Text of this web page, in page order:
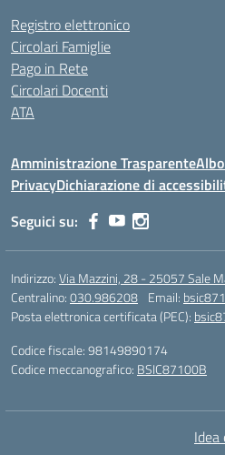
Registro elettronico
Circolari Famiglie
Pago in Rete
Circolari Docenti
ATA
Amministrazione Trasparente
PrivacyDichiarazione di
Seguici su:
Indirizzo:Via Mazzini, 28 - 25057 Sale
Centralino:030.986208 Email:
Posta elettronica certificata (PEC):
Codice fiscale: 98149890174
Codice meccanografico: BSIC87100B